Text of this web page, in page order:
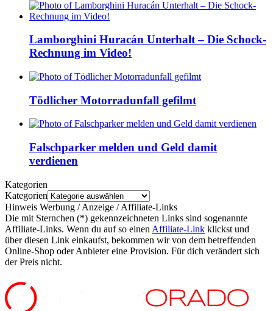
Lamborghini Huracán Unterhalt – Die Schock-
Rechnung im Video!
Tödlicher Motorradunfall gefilmt
Falschparker melden und Geld damit
verdienen
Kategorien
Kategorien
Hinweis Werbung / Anzeige / Affiliate-Links
Die mit Sternchen (*) gekennzeichneten Links sind sogenannte
Affiliate-Links. Wenn du auf so einen Affiliate-Link klickst und
über diesen Link einkaufst, bekommen wir von dem betreffenden
Online-Shop oder Anbieter eine Provision. Für dich verändert sich
der Preis nicht.